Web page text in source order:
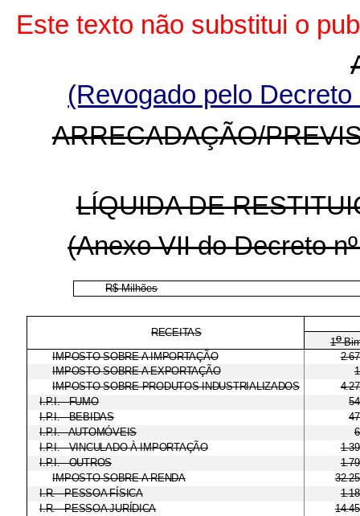
Este texto não substitui o
(Revogado pelo
ARRECADAÇÃO/
LÍQUIDA DE
(Anexo VII do Decreto
R$ Milhões
RECEITAS
1o
IMPOSTO SOBRE A IMPORTAÇÃO
IMPOSTO SOBRE A EXPORTAÇÃO
IMPOSTO SOBRE PRODUTOS INDUSTRIALIZADOS
I.P.I. - FUMO
I.P.I. - BEBIDAS
I.P.I. - AUTOMÓVEIS
I.P.I. - VINCULADO À IMPORTAÇÃO
I.P.I. - OUTROS
IMPOSTO SOBRE A RENDA
I.R. - PESSOA FÍSICA
I.R. - PESSOA JURÍDICA